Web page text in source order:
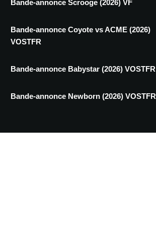
Bande-annonce Scrooge (2026) VF
Bande-annonce Coyote vs ACME (2026)
VOSTFR
Bande-annonce Babystar (2026) VOSTFR
Bande-annonce Newborn (2026) VOSTFR